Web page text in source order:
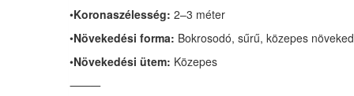
•Koronaszélesség: 2–3 méter
•Növekedési forma: Bokrosodó, sűrű, közepes
•Növekedési ütem: Közepes
⸻